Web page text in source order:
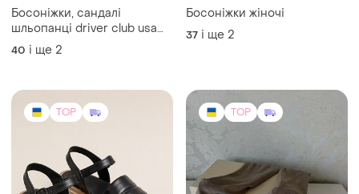
Босоніжки, сандалі
шльопанці driver club usa
us9,5 eu40/41
40 і ще 2
Босоніжки жіночі
37 і ще 2
TOP TOP